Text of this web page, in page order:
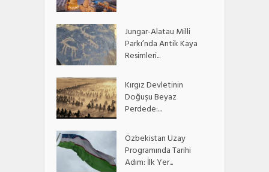
Jungar-Alatau Milli
Parkı’nda Antik Kaya
Resimleri...
Kırgız Devletinin
Doğuşu Beyaz
Perdede:...
Özbekistan Uzay
Programında Tarihi
Adım: İlk Yer...